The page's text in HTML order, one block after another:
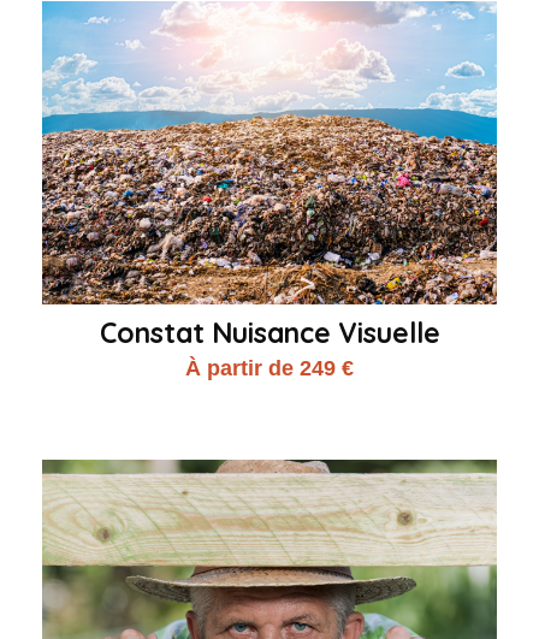
Constat Nuisance Visuelle
À partir de 249 €